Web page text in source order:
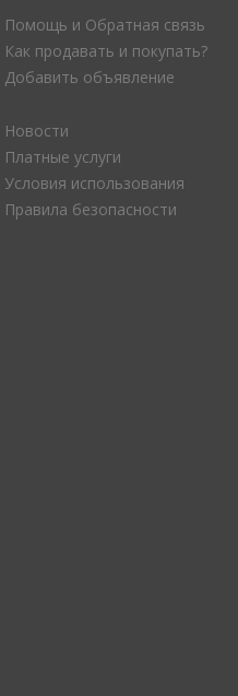
Помощь и Обратная связь
Как продавать и покупать?
Добавить объявление
Новости
Платные услуги
Условия использования
Правила безопасности